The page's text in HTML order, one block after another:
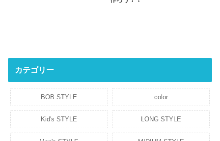
カテゴリー
BOB STYLE color
Kid's STYLE LONG STYLE